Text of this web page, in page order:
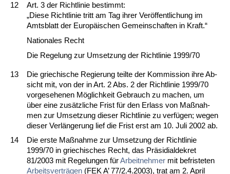
12
Art. 3 der Richt­li­nie be­stimmt:
„Die­se Richt­li­nie tritt am Tag ih­rer Veröffent­li­chung im
Amts­blatt der Eu­ropäischen Ge­mein­schaf­ten in Kraft.“
Na­tio­na­les Recht
Die Re­ge­lung zur Um­set­zung der Richt­li­nie 1999/70
13
Die grie­chi­sche Re­gie­rung teil­te der Kom­mis­si­on ih­re Ab­
sicht mit, von der in Art. 2 Abs. 2 der Richt­li­nie 1999/70
vor­ge­se­he­nen Möglich­keit Ge­brauch zu ma­chen, um
über ei­ne zusätz­li­che Frist für den Er­lass von Maßnah­
men zur Um­set­zung die­ser Richt­li­nie zu verfügen; we­gen
die­ser Verlänge­rung lief die Frist erst am 10. Ju­li 2002 ab.
14
Die ers­te Maßnah­me zur Um­set­zung der Richt­li­nie
1999/70 in grie­chi­sches Recht, das Präsi­di­al­de­kret
81/2003 mit Re­ge­lun­gen fürAr­beit­neh­mer mit be­fris­te­ten
Ar­beits­verträgen (FEK A’ 77/2.4.2003), trat am 2. April